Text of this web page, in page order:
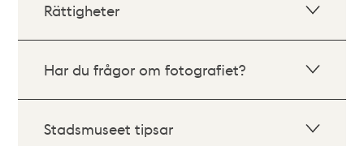
Rättigheter
Har du frågor om fotografiet?
Stadsmuseet tipsar